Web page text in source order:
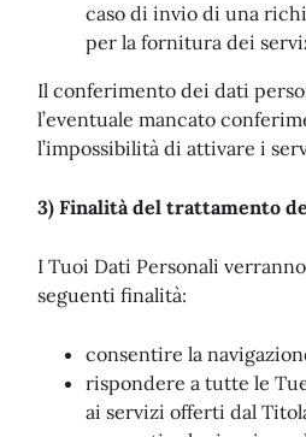
caso di invio di una
per la fornitura dei
Il conferimento dei dati
l’eventuale mancato
l’impossibilità di attivare i
3) Finalità del trattamento
I Tuoi Dati Personali
seguenti finalità:
consentire la
rispondere a tutte le
ai servizi offerti dal